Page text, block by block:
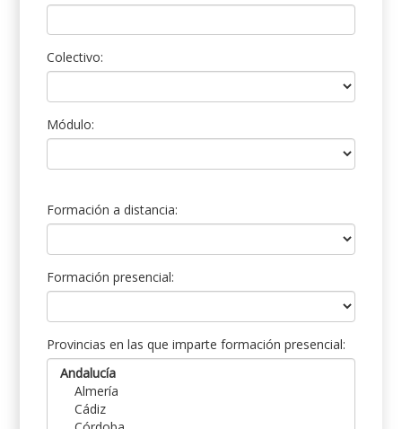
Colectivo:
Módulo:
Formación a distancia:
Formación presencial:
Provincias en las que imparte formación presencial: